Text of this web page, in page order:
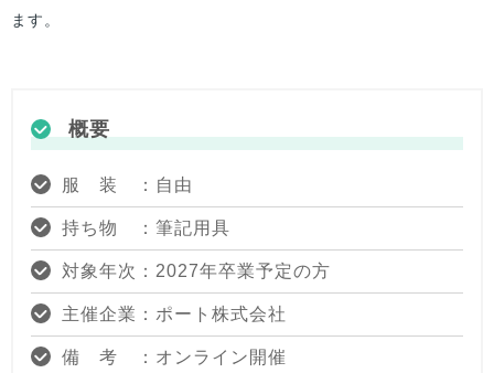
ます。
概要
服 装 ：自由
持ち物 ：筆記用具
対象年次：2027年卒業予定の方
主催企業：ポート株式会社
備 考 ：オンライン開催